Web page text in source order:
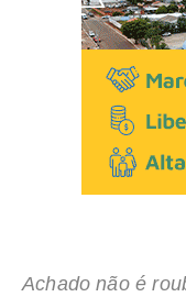
Achado não é